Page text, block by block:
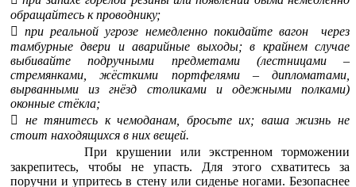
обращайтесь к проводнику;
 при реальной угрозе немедленно покидайте вагон через
тамбурные двери и аварийные выходы; в крайнем случае
выбивайте подручными предметами (лестницами –
стремянками, жёсткими портфелями – дипломатами,
вырванными из гнёзд столиками и одежными полками)
оконные стёкла;

не тянитесь к чемоданам, бросьте их; ваша жизнь не
стоит находящихся в них вещей.
При крушении или экстренном торможении
закрепитесь, чтобы не упасть. Для этого схватитесь за
поручни и упритесь в стену или сиденье ногами. Безопаснее